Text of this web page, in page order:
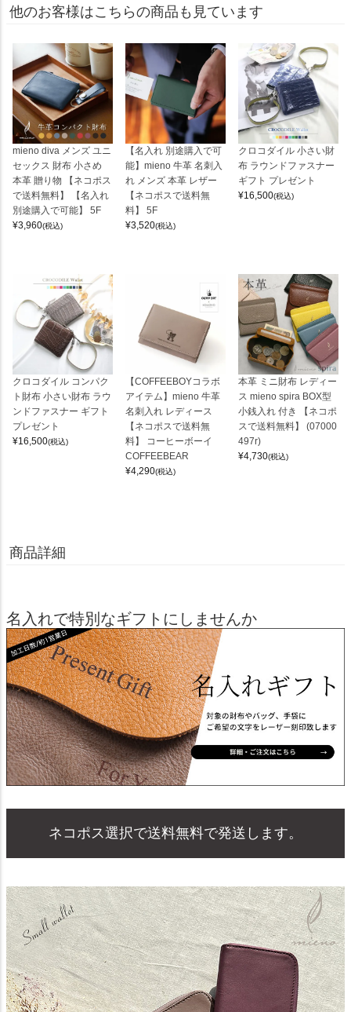
他のお客様はこちらの商品も見ています
mieno diva メンズ ユニ
セックス 財布 小さめ
本革 贈り物 【ネコポス
で送料無料】 【名入れ
別途購入で可能】 5F
¥3,960(税込)
【名入れ 別途購入で可
能】mieno 牛革 名刺入
れ メンズ 本革 レザー
【ネコポスで送料無
料】 5F
¥3,520(税込)
クロコダイル 小さい財
布 ラウンドファスナー
ギフト プレゼント
¥16,500(税込)
クロコダイル コンパク
ト財布 小さい財布 ラウ
ンドファスナー ギフト
プレゼント
¥16,500(税込)
【COFFEEBOYコラボ
アイテム】mieno 牛革
名刺入れ レディース
【ネコポスで送料無
料】 コーヒーボーイ
COFFEEBEAR
¥4,290(税込)
本革 ミニ財布 レディー
ス mieno spira BOX型
小銭入れ 付き 【ネコポ
スで送料無料】 (07000
497r)
¥4,730(税込)
商品詳細
名入れで特別なギフトにしませんか
ネコポス選択で送料無料で発送します。